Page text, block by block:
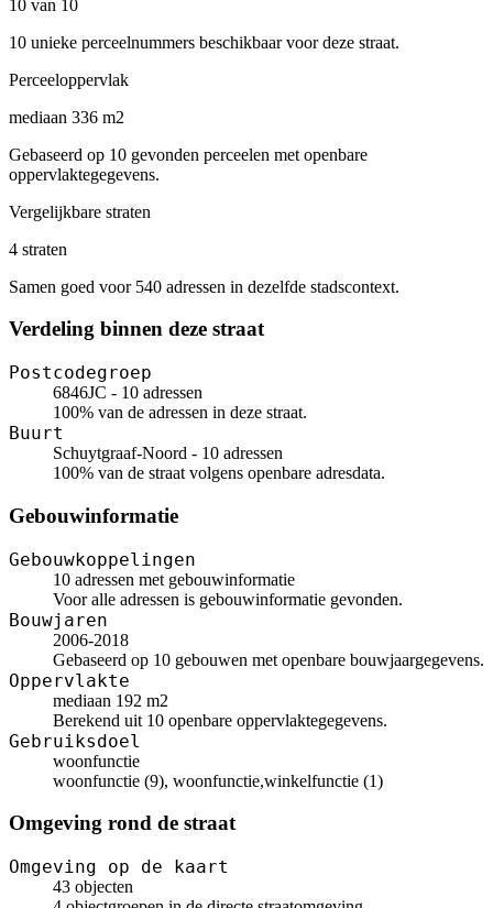
10 van 10
10 unieke perceelnummers beschikbaar voor deze straat.
Perceeloppervlak
mediaan 336 m2
Gebaseerd op 10 gevonden perceelen met openbare
oppervlaktegegevens.
Vergelijkbare straten
4 straten
Samen goed voor 540 adressen in dezelfde stadscontext.
Verdeling binnen deze straat
Postcodegroep
6846JC - 10 adressen
100% van de adressen in deze straat.
Buurt
Schuytgraaf-Noord - 10 adressen
100% van de straat volgens openbare adresdata.
Gebouwinformatie
Gebouwkoppelingen
10 adressen met gebouwinformatie
Voor alle adressen is gebouwinformatie gevonden.
Bouwjaren
2006-2018
Gebaseerd op 10 gebouwen met openbare bouwjaargegevens.
Oppervlakte
mediaan 192 m2
Berekend uit 10 openbare oppervlaktegegevens.
Gebruiksdoel
woonfunctie
woonfunctie (9), woonfunctie,winkelfunctie (1)
Omgeving rond de straat
Omgeving op de kaart
43 objecten